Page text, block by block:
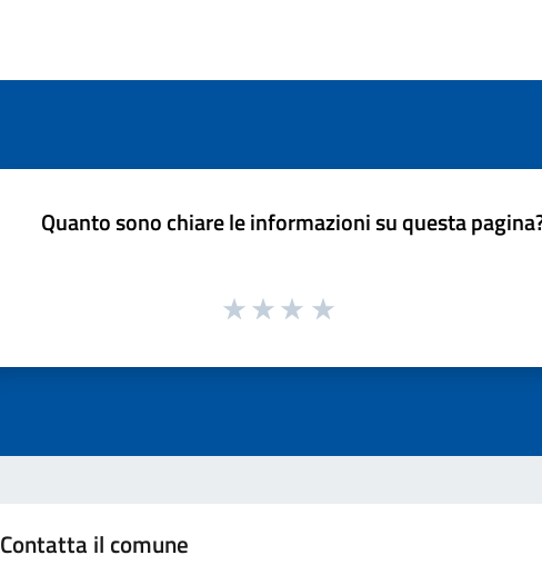
Quanto sono chiare le informazioni su questa
Contatta il comune